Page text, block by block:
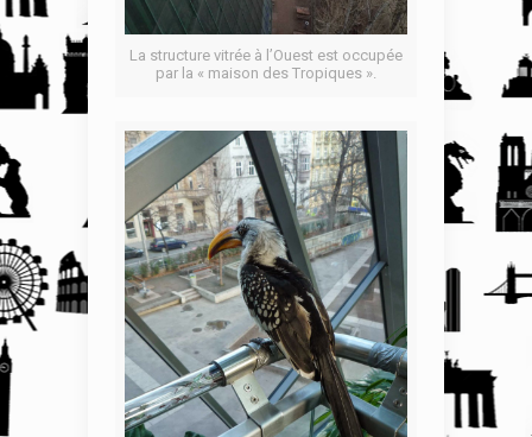
La structure vitrée à l’Ouest est occupée
par la « maison des Tropiques ».